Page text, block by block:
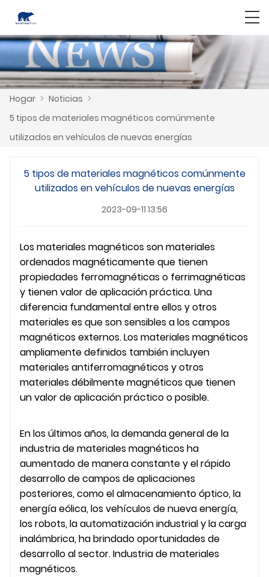
Hogar > Noticias >
5 tipos de materiales magnéticos comúnmente
utilizados en vehículos de nuevas energías
5 tipos de materiales magnéticos comúnmente
utilizados en vehículos de nuevas energías
2023-09-11 13:56
Los materiales magnéticos son materiales
ordenados magnéticamente que tienen
propiedades ferromagnéticas o ferrimagnéticas
y tienen valor de aplicación práctica. Una
diferencia fundamental entre ellos y otros
materiales es que son sensibles a los campos
magnéticos externos. Los materiales magnéticos
ampliamente definidos también incluyen
materiales antiferromagnéticos y otros
materiales débilmente magnéticos que tienen
un valor de aplicación práctico o posible.
En los últimos años, la demanda general de la
industria de materiales magnéticos ha
aumentado de manera constante y el rápido
desarrollo de campos de aplicaciones
posteriores, como el almacenamiento óptico, la
energía eólica, los vehículos de nueva energía,
los robots, la automatización industrial y la carga
inalámbrica, ha brindado oportunidades de
desarrollo al sector. Industria de materiales
magnéticos.